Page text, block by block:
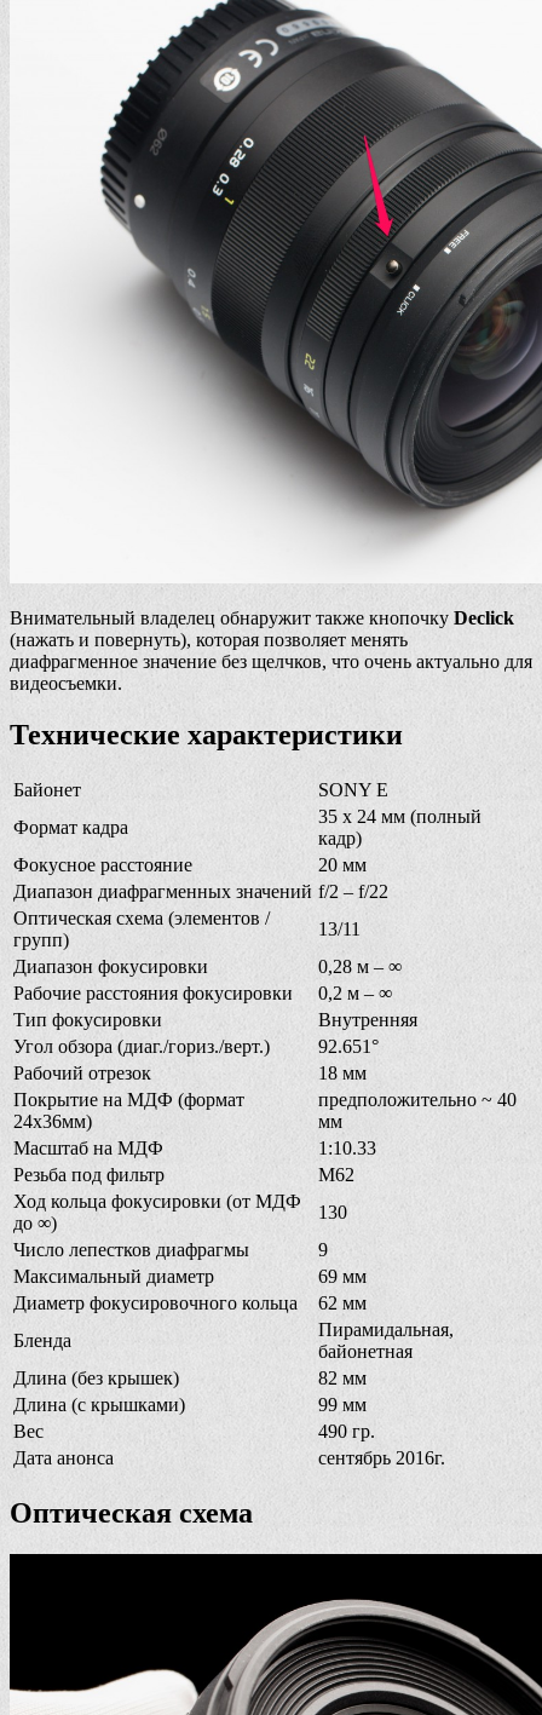
Внимательный владелец обнаружит также кнопочку Declick
(нажать и повернуть), которая позволяет менять
диафрагменное значение без щелчков, что очень актуально для
видеосъемки.
Технические характеристики
Байонет
SONY E
Формат кадра
35 х 24 мм (полный
кадр)
Фокусное расстояние
20 мм
Диапазон диафрагменных значений f/2 – f/22
Оптическая схема (элементов /
групп)
13/11
Диапазон фокусировки
0,28 м – ∞
Рабочие расстояния фокусировки
0,2 м – ∞
Тип фокусировки
Внутренняя
Угол обзора (диаг./гориз./верт.)
92.651°
Рабочий отрезок
18 мм
Покрытие на МДФ (формат
24х36мм)
предположительно ~ 40
мм
Масштаб на МДФ
1:10.33
Резьба под фильтр
М62
Ход кольца фокусировки (от МДФ
до ∞)
130
Число лепестков диафрагмы
9
Максимальный диаметр
69 мм
Диаметр фокусировочного кольца
62 мм
Бленда
Пирамидальная,
байонетная
Длина (без крышек)
82 мм
Длина (с крышками)
99 мм
Вес
490 гр.
Дата анонса
сентябрь 2016г.
Оптическая схема